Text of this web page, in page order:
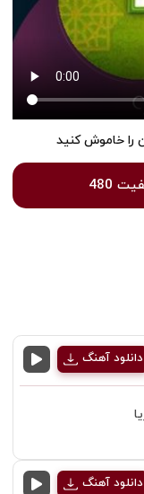
را خاموش کنید
480
دانلود آهنگ
دانلود آهنگ